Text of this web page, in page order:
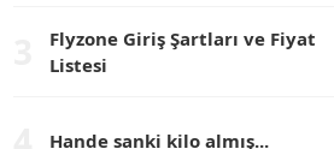
Köşe Yazarı
Köşe Yazarı
Flyzone Giriş Şartları ve Fiyat
Listesi
Hande sanki kilo almış...